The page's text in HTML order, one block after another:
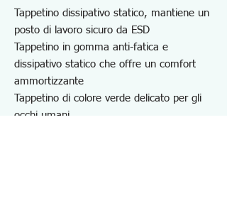
Tappetino dissipativo statico, mantiene un
posto di lavoro sicuro da ESD
Tappetino in gomma anti-fatica e
dissipativo statico che offre un comfort
ammortizzante
Tappetino di colore verde delicato per gli
occhi umani